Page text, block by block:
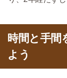
時間と手間
よう